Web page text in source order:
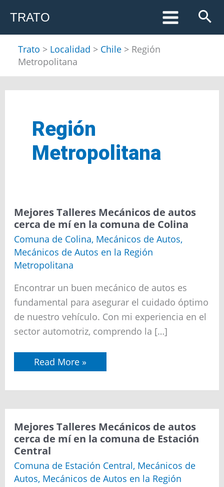
contenido
TRATO
Trato > Localidad > Chile > Región
Metropolitana
Región
Metropolitana
Mejores Talleres Mecánicos de autos
cerca de mí en la comuna de Colina
Comuna de Colina, Mecánicos de Autos,
Mecánicos de Autos en la Región
Metropolitana
Encontrar un buen mecánico de autos es
fundamental para asegurar el cuidado óptimo
de nuestro vehículo. Con mi experiencia en el
sector automotriz, comprendo la […]
Mejores
Talleres
Mecánicos
de
autos
cerca
de
mí
en
la
comuna
de
Colina
Read More »
Mejores Talleres Mecánicos de autos
cerca de mí en la comuna de Estación
Central
Comuna de Estación Central, Mecánicos de
Autos, Mecánicos de Autos en la Región
Mejores
Talleres
Mecánicos
de
autos
cerca
de